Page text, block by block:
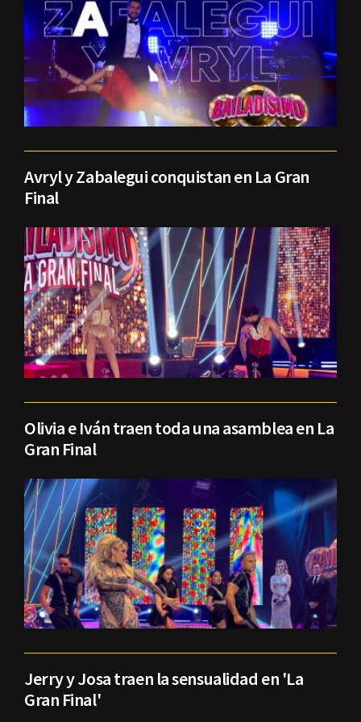
Avryl y Zabalegui conquistan en La Gran
Final
Olivia e Iván traen toda una asamblea en La
Gran Final
Jerry y Josa traen la sensualidad en 'La
Gran Final'